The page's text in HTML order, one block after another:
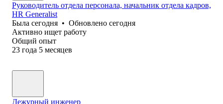
Руководитель отдела персонала, начальник отдела кадров,
HR Generalist
Была сегодня • Обновлено сегодня
Активно ищет работу
Общий опыт
23 года 5 месяцев
Дежурный инженер